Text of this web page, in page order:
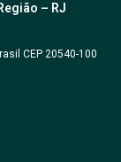
– RJ
CEP 20540-100